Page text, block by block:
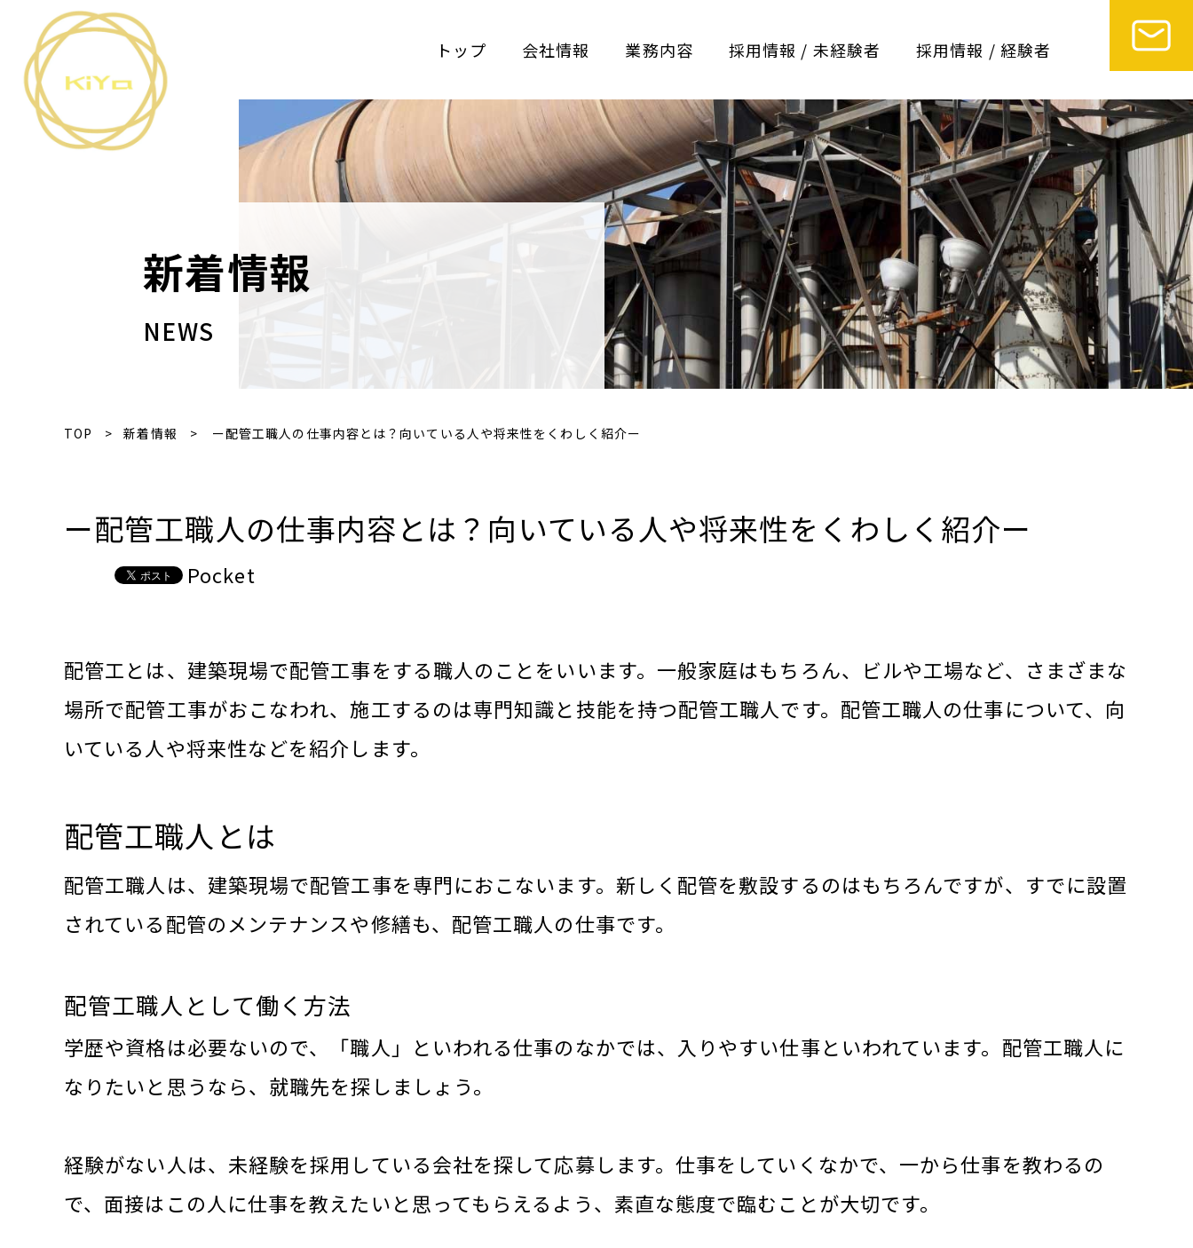
トップ 会社情報 業務内容 採用情報 / 未経験者 採用情報 / 経験者
新着情報
NEWS
TOP 新着情報 ー配管工職人の仕事内容とは？向いている人や将来性をくわしく紹介ー
ー配管工職人の仕事内容とは？向いている人や将来性をくわしく紹介ー
Pocket
配管工とは、建築現場で配管工事をする職人のことをいいます。一般家庭はもちろん、ビルや工場など、さまざまな
場所で配管工事がおこなわれ、施工するのは専門知識と技能を持つ配管工職人です。配管工職人の仕事について、向
いている人や将来性などを紹介します。
配管工職人とは
配管工職人は、建築現場で配管工事を専門におこないます。新しく配管を敷設するのはもちろんですが、すでに設置
されている配管のメンテナンスや修繕も、配管工職人の仕事です。
配管工職人として働く方法
学歴や資格は必要ないので、「職人」といわれる仕事のなかでは、入りやすい仕事といわれています。配管工職人に
なりたいと思うなら、就職先を探しましょう。
経験がない人は、未経験を採用している会社を探して応募します。仕事をしていくなかで、一から仕事を教わるの
で、面接はこの人に仕事を教えたいと思ってもらえるよう、素直な態度で臨むことが大切です。